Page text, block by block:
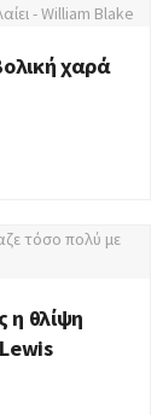
χαρά
η θλίψη